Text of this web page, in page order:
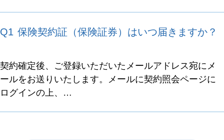
Q1 保険契約証（保険証券）はいつ届きますか？
契約確定後、ご登録いただいたメールアドレス宛にメ
ールをお送りいたします。メールに契約照会ページに
ログインの上、…